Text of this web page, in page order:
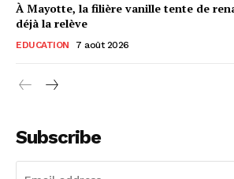
À Mayotte, la filière vanille tente de
déjà la relève
EDUCATION 7 août 2026
Subscribe